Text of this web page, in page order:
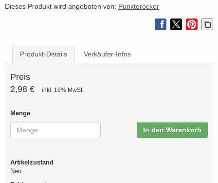
Dieses Produkt wird angeboten von: Punkterocker
Produkt-Details Verkäufer-Infos
Preis
2,98 €
inkl. 19% MwSt.
Menge
In den Warenkorb
Artikelzustand
Neu